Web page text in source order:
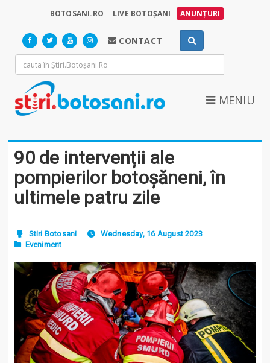
BOTOSANI.RO LIVE BOTOȘANI ANUNȚURI
CONTACT
MENIU
90 de intervenții ale
pompierilor botoșăneni, în
ultimele patru zile
Stiri Botosani
Wednesday, 16 August 2023
Eveniment